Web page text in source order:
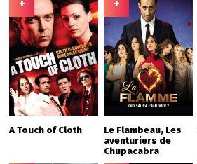
+
A Touch of Cloth
+
Le Flambeau, Les
aventuriers de
Chupacabra